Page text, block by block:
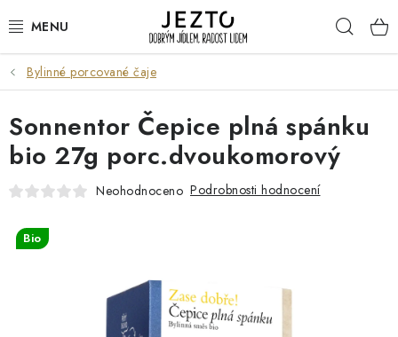
na
DÁRKOVÉ SADY
TRVANLIVÉ
DROGERIE A KOSMETIKA
RELAX A REGENERACE
Bylinné porcované čaje
Sonnentor Čepice plná spánku
bio 27g porc.dvoukomorový
Neohodnoceno Podrobnosti hodnocení
Bio